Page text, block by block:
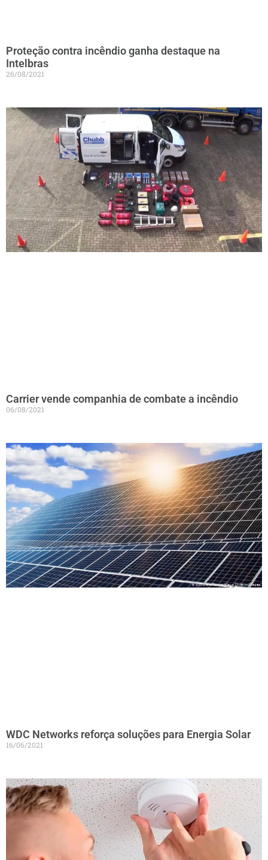
Proteção contra incêndio ganha destaque na
Intelbras
26/08/2021
Carrier vende companhia de combate a incêndio
06/08/2021
WDC Networks reforça soluções para Energia Solar
16/06/2021